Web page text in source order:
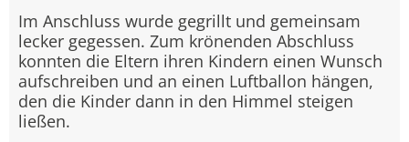
Im Anschluss wurde gegrillt und gemeinsam
lecker gegessen. Zum krönenden Abschluss
konnten die Eltern ihren Kindern einen Wunsch
aufschreiben und an einen Luftballon hängen,
den die Kinder dann in den Himmel steigen
ließen.